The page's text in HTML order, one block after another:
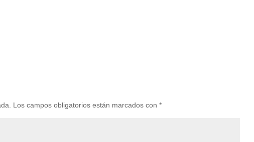
Los campos obligatorios están marcados con*